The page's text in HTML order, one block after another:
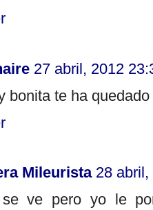
27 abril, 2012
bonita te ha
Mileurista 28
ve pero yo le